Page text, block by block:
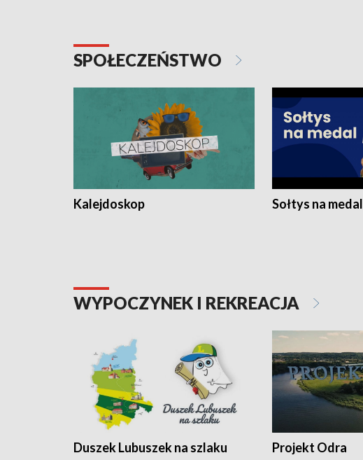
SPOŁECZEŃSTWO
Kalejdoskop Sołtys na medal
WYPOCZYNEK I REKREACJA
Duszek Lubuszek na szlaku Projekt Odra